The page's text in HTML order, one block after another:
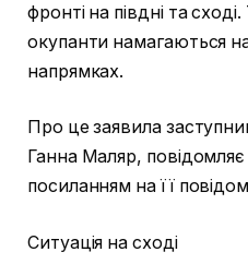
фронті на півдні та
окупанти намагаються
напрямках.
Про це заявила
Ганна Маляр,
посиланням на її
Ситуація на сході